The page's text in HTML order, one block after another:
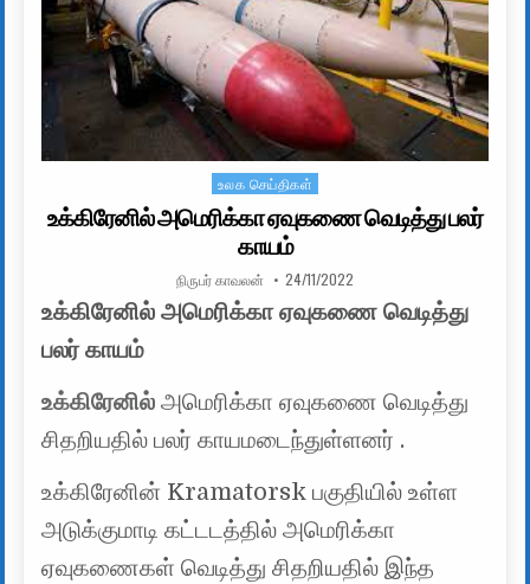
Posted in
உலக செய்திகள்
உக்கிரேனில் அமெரிக்கா ஏவுகணை வெடித்து பலர்
காயம்
AUTHOR:
நிருபர் காவலன் PUBLISHED DATE:
24/11/2022
உக்கிரேனில் அமெரிக்கா ஏவுகணை வெடித்து
பலர் காயம்
உக்கிரேனில் அமெரிக்கா ஏவுகணை வெடித்து
சிதறியதில் பலர் காயமடைந்துள்ளனர் .
உக்கிரேனின் Kramatorsk பகுதியில் உள்ள
அடுக்குமாடி கட்டடத்தில் அமெரிக்கா
ஏவுகணைகள் வெடித்து சிதறியதில் இந்த